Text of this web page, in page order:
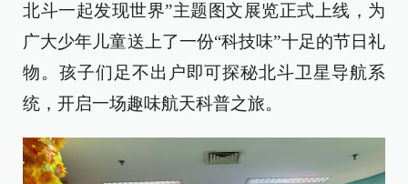
北斗一起发现世界”主题图文展览正式上线，为
广大少年儿童送上了一份“科技味”十足的节日礼
物。孩子们足不出户即可探秘北斗卫星导航系
统，开启一场趣味航天科普之旅。